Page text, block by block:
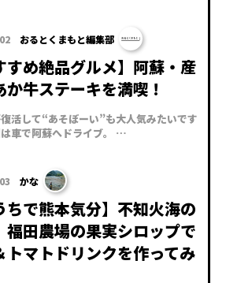
おるとくまもと編集部
すめ絶品グルメ】阿蘇・産
か牛ステーキを満喫 !
活して“あそぼーい”も大人気みたいです
車で阿蘇へドライブ。 …
かな
ちで熊本気分】不知火海の
福田農場の果実シロップで
トマトドリンクを作ってみ